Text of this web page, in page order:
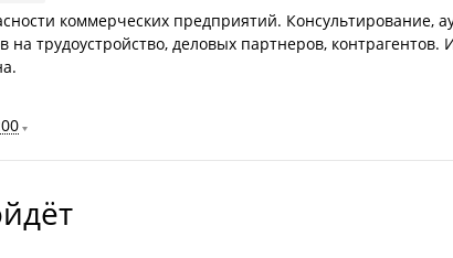
коммерческих предприятий. Консультирование,
на трудоустройство, деловых партнеров,